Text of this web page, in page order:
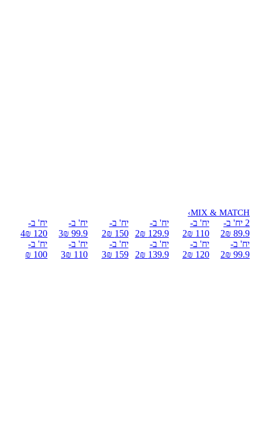
MIX & MATCH
›
2 יח' ב-
89.9 ₪
2
יח' ב-
99.9 ₪
2
יח' ב-
110 ₪
2
יח' ב-
120 ₪
2
יח' ב-
129.9 ₪
2
יח' ב-
139.9 ₪
2
יח' ב-
150 ₪
2
יח' ב-
159 ₪
3
יח' ב-
99.9 ₪
3
יח' ב-
110 ₪
3
יח' ב-
120 ₪
4
יח' ב-
100 ₪